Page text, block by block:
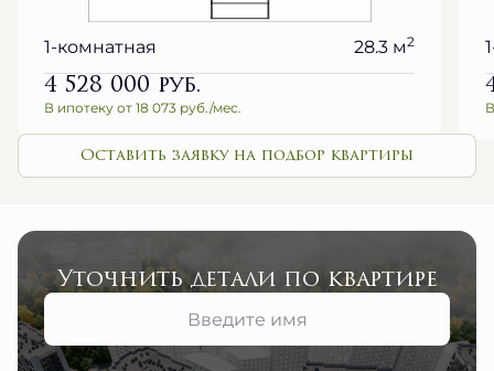
1-комнатная 28.3 м2
4 528 000руб.
В ипотеку от 18 073 руб./мес.
Оставить заявку на подбор квартиры
Уточнить детали по квартире